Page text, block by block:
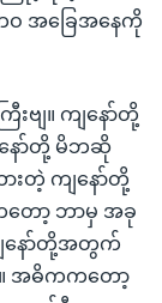
ဝ အခြေအနေကို
ဗျ။ ကျနော်တို့
နော်တို့ မိဘဆို
ားတဲ့ ကျနော်တို့
ော့ ဘာမှ အခု
ျနော်တို့အတွက်
။ အဓိကကတော့